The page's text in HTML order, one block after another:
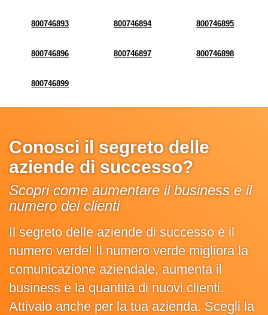
800746893 800746894 800746895
800746896 800746897 800746898
800746899
Conosci il segreto delle
aziende di successo?
Scopri come aumentare il business e il
numero dei clienti
Il segreto delle aziende di successo è il
numero verde! Il numero verde migliora la
comunicazione aziendale, aumenta il
business e la quantità di nuovi clienti.
Attivalo anche per la tua azienda. Scegli la